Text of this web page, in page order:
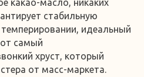
какао-масло, никаких
стабильную
идеальный
самый
хруст, который
от масс-маркета.